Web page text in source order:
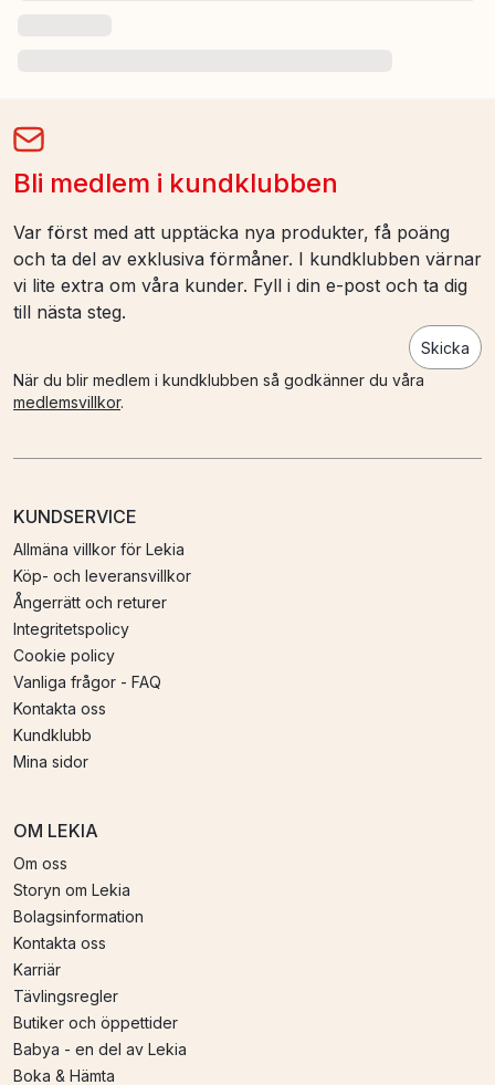
Bli medlem i kundklubben
Var först med att upptäcka nya produkter, få poäng
och ta del av exklusiva förmåner. I kundklubben värnar
vi lite extra om våra kunder. Fyll i din e-post och ta dig
till nästa steg.
Skicka
När du blir medlem i kundklubben så godkänner du våra
medlemsvillkor.
KUNDSERVICE
Allmäna villkor för Lekia
Köp- och leveransvillkor
Ångerrätt och returer
Integritetspolicy
Cookie policy
Vanliga frågor - FAQ
Kontakta oss
Kundklubb
Mina sidor
OM LEKIA
Om oss
Storyn om Lekia
Bolagsinformation
Kontakta oss
Karriär
Tävlingsregler
Butiker och öppettider
Babya - en del av Lekia
Boka & Hämta